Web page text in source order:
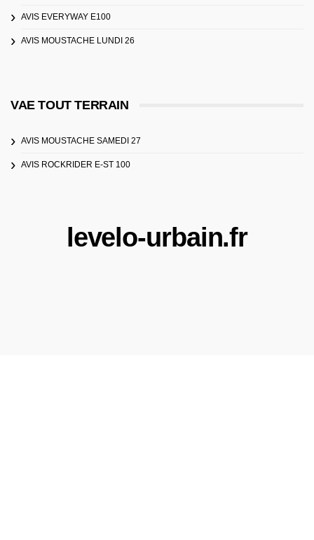
AVIS EVERYWAY E100
AVIS MOUSTACHE LUNDI 26
VAE TOUT TERRAIN
AVIS MOUSTACHE SAMEDI 27
AVIS ROCKRIDER E-ST 100
levelo-urbain.fr